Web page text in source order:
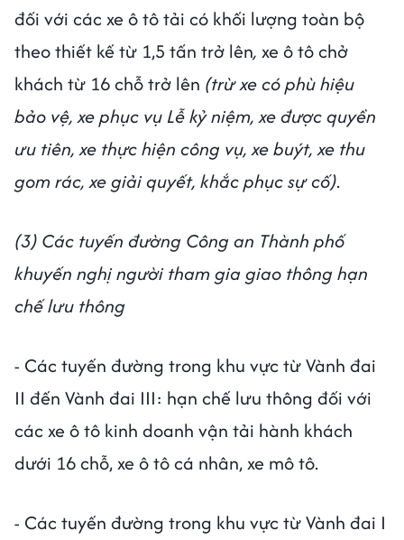
đối với các xe ô tô tải có khối lượng toàn bộ
theo thiết kế từ 1,5 tấn trở lên, xe ô tô chở
khách từ 16 chỗ trở lên (trừ xe có phù hiệu
bảo vệ, xe phục vụ Lễ kỷ niệm, xe được quyền
ưu tiên, xe thực hiện công vụ, xe buýt, xe thu
gom rác, xe giải quyết, khắc phục sự cố).
(3) Các tuyến đường Công an Thành phố
khuyến nghị người tham gia giao thông hạn
chế lưu thông
- Các tuyến đường trong khu vực từ Vành đai
II đến Vành đai III: hạn chế lưu thông đối với
các xe ô tô kinh doanh vận tải hành khách
dưới 16 chỗ, xe ô tô cá nhân, xe mô tô.
- Các tuyến đường trong khu vực từ Vành đai I